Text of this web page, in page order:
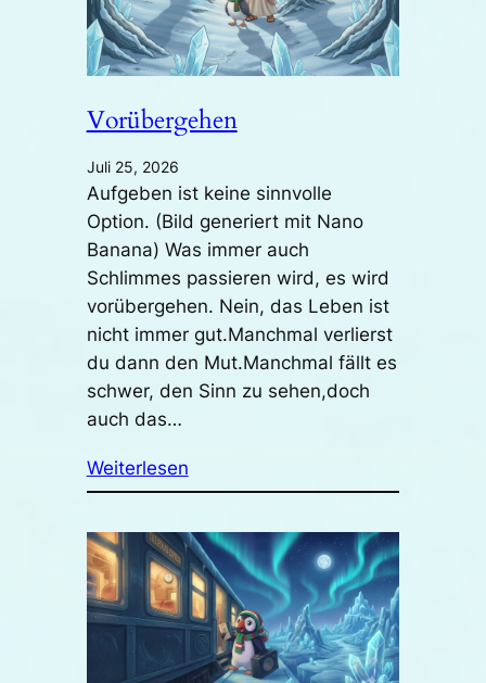
Vorübergehen
Juli 25, 2026
Aufgeben ist keine sinnvolle
Option. (Bild generiert mit Nano
Banana) Was immer auch
Schlimmes passieren wird, es wird
vorübergehen. Nein, das Leben ist
nicht immer gut.Manchmal verlierst
du dann den Mut.Manchmal fällt es
schwer, den Sinn zu sehen,doch
auch das…
Weiterlesen